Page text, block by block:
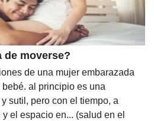
de moverse?
de una mujer embarazada
al principio es una
sutil, pero con el tiempo, a
el espacio en... (salud en el